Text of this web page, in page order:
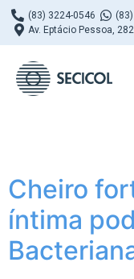
(83) 3224-0546
Av. Eptácio Pessoa,
Cheiro
íntima